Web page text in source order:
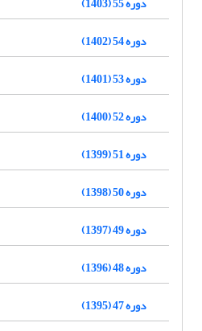
دوره 54 (1402)
دوره 53 (1401)
دوره 52 (1400)
دوره 51 (1399)
دوره 50 (1398)
دوره 49 (1397)
دوره 48 (1396)
دوره 47 (1395)